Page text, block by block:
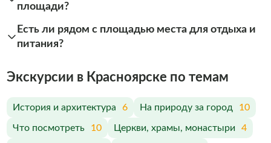
площади?
Есть ли рядом с площадью места для отдыха и
питания?
Экскурсии в Красноярске по темам
История и архитектура 6 На природу за город 10
Что посмотреть 10 Церкви, храмы, монастыри 4